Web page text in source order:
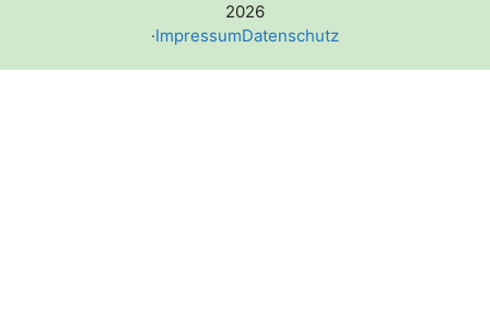
2026
·ImpressumDatenschutz